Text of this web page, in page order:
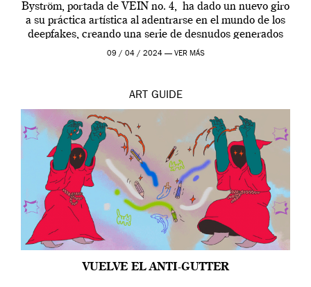
Byström, portada de VEIN no. 4, ha dado un nuevo giro
a su práctica artística al adentrarse en el mundo de los
deepfakes, creando una serie de desnudos generados
por […]
09 / 04 / 2024 — VER MÁS
ART GUIDE
VUELVE EL ANTI-GUTTER